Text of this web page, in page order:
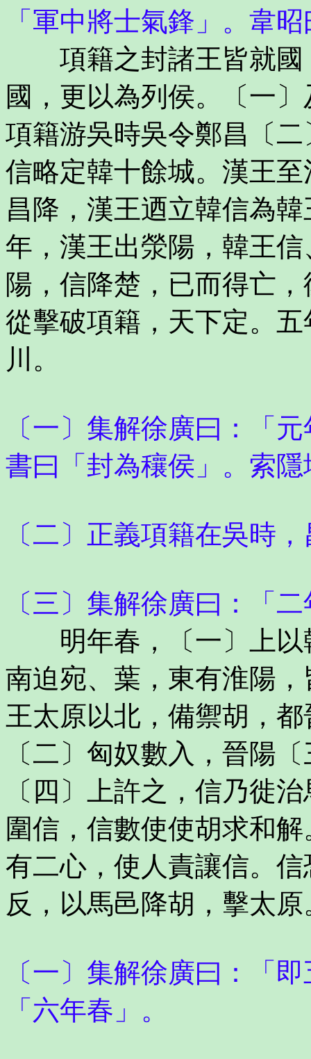
「軍中將士氣鋒」。韋
項籍之封諸王皆就國
國，更以為列侯。〔一
項籍游吳時吳令鄭昌〔
信略定韓十餘城。漢王
昌降，漢王迺立韓信為
年，漢王出滎陽，韓王
陽，信降楚，已而得亡
從擊破項籍，天下定。
川。
〔一〕集解徐廣曰：「
書曰「封為穰侯」。索
〔二〕正義項籍在吳時
〔三〕集解徐廣曰：「
明年春，〔一〕上以
南迫宛、葉，東有淮陽
王太原以北，備禦胡，
〔二〕匈奴數入，晉陽
〔四〕上許之，信乃徙
圍信，信數使使胡求和
有二心，使人責讓信。
反，以馬邑降胡，擊太原
〔一〕集解徐廣曰：「
「六年春」。